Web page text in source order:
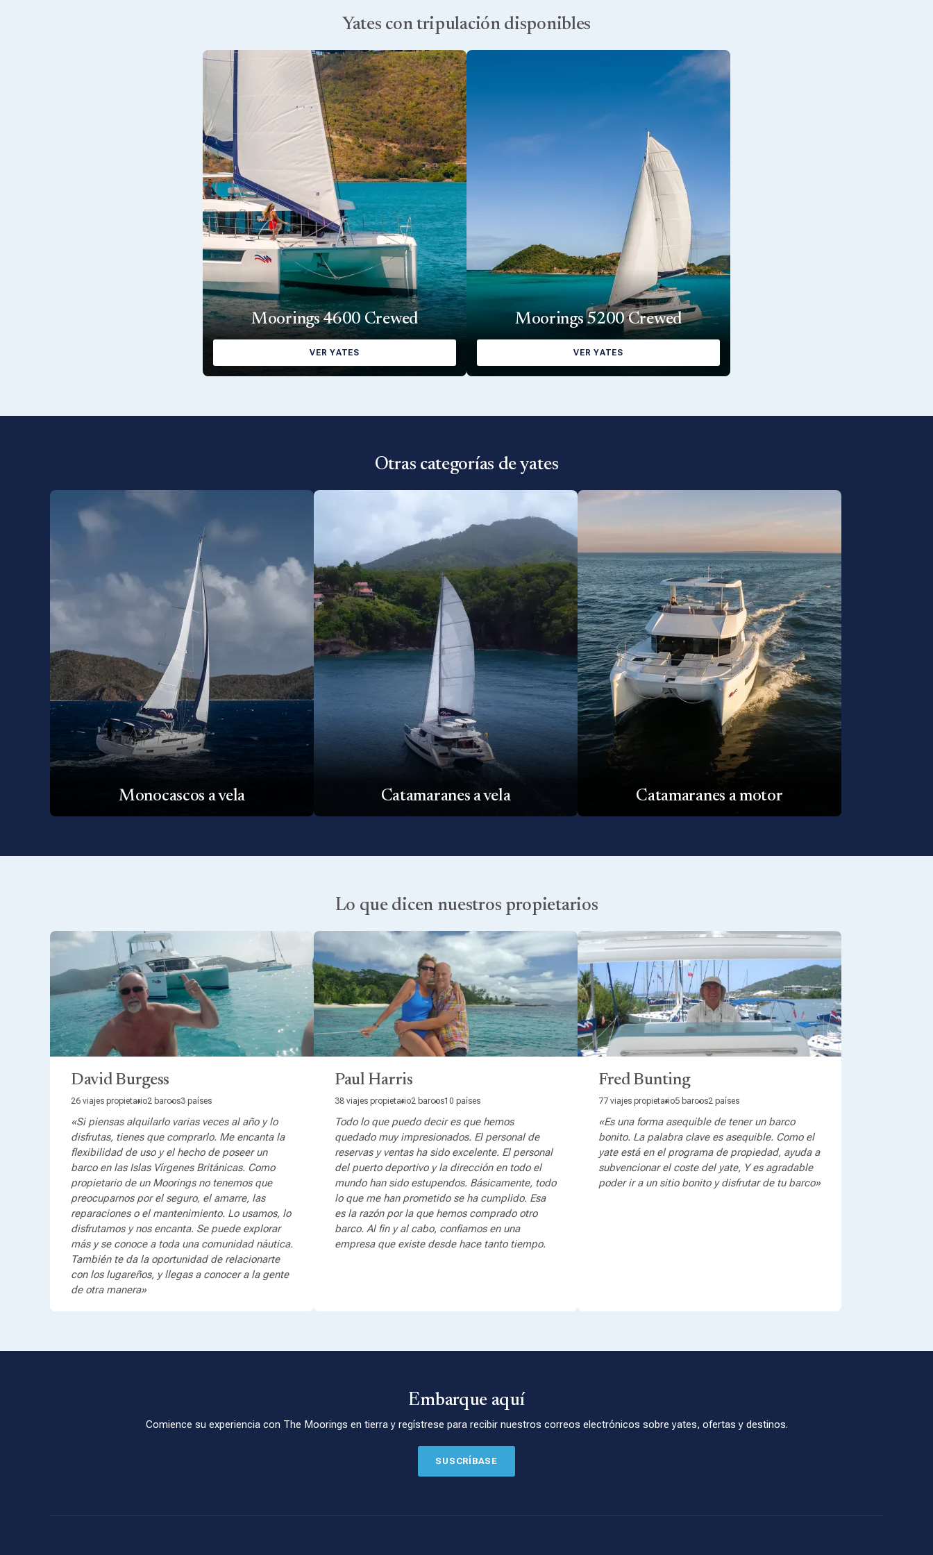
garantiza una gran variedad para elegir a sus acompañantes en su alquiler de yates con tripulación.
Yates con tripulación disponibles
Moorings 4600 Crewed
VER YATES
Moorings 5200 Crewed
VER YATES
Otras categorías de yates
Monocascos a vela Catamaranes a vela Catamaranes a motor
Lo que dicen nuestros propietarios
David Burgess
26 viajes propietario2 barcos3 países
«Si piensas alquilarlo varias veces al año y lo
disfrutas, tienes que comprarlo. Me encanta la
flexibilidad de uso y el hecho de poseer un
barco en las Islas Vírgenes Británicas. Como
propietario de un Moorings no tenemos que
preocuparnos por el seguro, el amarre, las
reparaciones o el mantenimiento. Lo usamos, lo
disfrutamos y nos encanta. Se puede explorar
más y se conoce a toda una comunidad náutica.
También te da la oportunidad de relacionarte
con los lugareños, y llegas a conocer a la gente
de otra manera»
Paul Harris
38 viajes propietario2 barcos10 países
Todo lo que puedo decir es que hemos
quedado muy impresionados. El personal de
reservas y ventas ha sido excelente. El personal
del puerto deportivo y la dirección en todo el
mundo han sido estupendos. Básicamente, todo
lo que me han prometido se ha cumplido. Esa
es la razón por la que hemos comprado otro
barco. Al fin y al cabo, confiamos en una
empresa que existe desde hace tanto tiempo.
Fred Bunting
77 viajes propietario5 barcos2 países
«Es una forma asequible de tener un barco
bonito. La palabra clave es asequible. Como el
yate está en el programa de propiedad, ayuda a
subvencionar el coste del yate, Y es agradable
poder ir a un sitio bonito y disfrutar de tu barco»
Embarque aquí
Comience su experiencia con The Moorings en tierra y regístrese para recibir nuestros correos electrónicos sobre yates, ofertas y destinos.
SUSCRÍBASE